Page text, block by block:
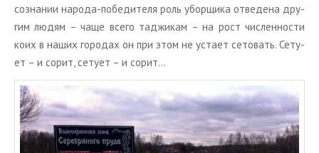
со­зна­нии на­ро­да-по­бе­ди­те­ля роль убор­щи­ка от­ве­де­на дру­
гим людям – чаще всего та­джи­кам – на рост чис­лен­но­сти
коих в наших го­ро­дах он при этом не уста­ет се­то­вать. Се­ту­
ет – и сорит, се­ту­ет – и сорит…